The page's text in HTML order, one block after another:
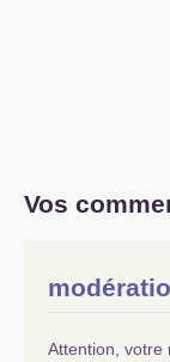
Vos
Attention, votre